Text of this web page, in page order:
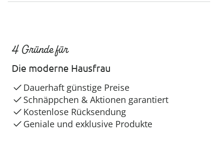
4 Gründe für
Die moderne Hausfrau
Dauerhaft günstige Preise
Schnäppchen & Aktionen garantiert
Kostenlose Rücksendung
Geniale und exklusive Produkte